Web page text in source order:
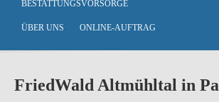
BESTATTUNGSVORSORGE
ÜBER UNS ONLINE-AUFTRAG
FriedWald Altmühltal in